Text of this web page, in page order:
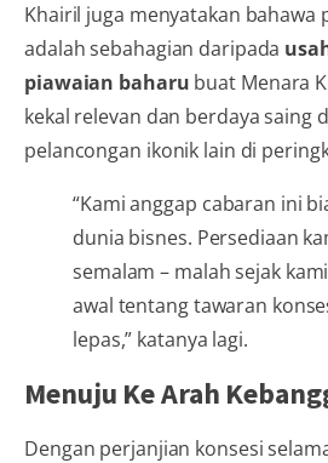
Khairil juga menyatakan bahawa
adalah sebahagian daripada
piawaian baharu buat Menara
kekal relevan dan berdaya saing
pelancongan ikonik lain di
“Kami anggap cabaran ini
dunia bisnes. Persediaan
semalam – malah sejak
awal tentang tawaran
lepas,” katanya lagi.
Menuju Ke Arah
Dengan perjanjian konsesi